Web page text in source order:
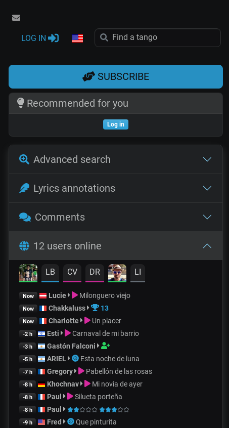
LOG IN
SUBSCRIBE
Recommended for you
Log in
Advanced search
Lyrics annotations
Comments
12 users online
LB CV DR LI
Now Lucie Milonguero viejo
Now Chakkaluss 13
Now Charlotte Un placer
-2 h Esti Carnaval de mi barrio
-3 h Gastón Falconi
-5 h ARIEL Esta noche de luna
-7 h Gregory Pabellón de las rosas
-8 h Khochnav Mi novia de ayer
-8 h Paul Silueta porteña
-8 h Paul
-9 h Fred Que pinturita